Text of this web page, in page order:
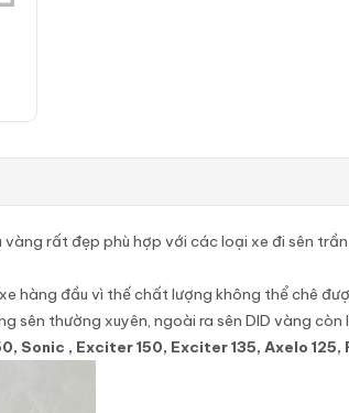
rất đẹp phù hợp với các loại xe đi sên
hàng đầu vì thế chất lượng không thể chê
thường xuyên, ngoài ra sên DID vàng
Sonic , Exciter 150, Exciter 135, Axelo